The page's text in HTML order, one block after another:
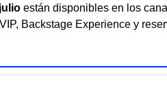
están disponibles en los
Backstage Experience y